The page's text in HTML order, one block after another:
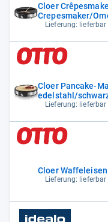
Cloer
Crepesmaker/
Lieferung:
Cloer Pancake-
edelstahl/
Lieferung:
Cloer Waffeleisen
Lieferung: